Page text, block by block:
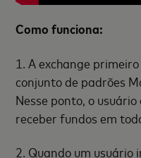
Como funciona:
1. A exchange
conjunto de padrões
Nesse ponto, o
receber fundos em
2. Quando um